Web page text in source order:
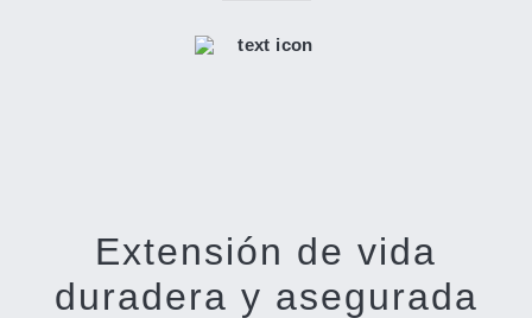
Extensión de vida
duradera y asegurada